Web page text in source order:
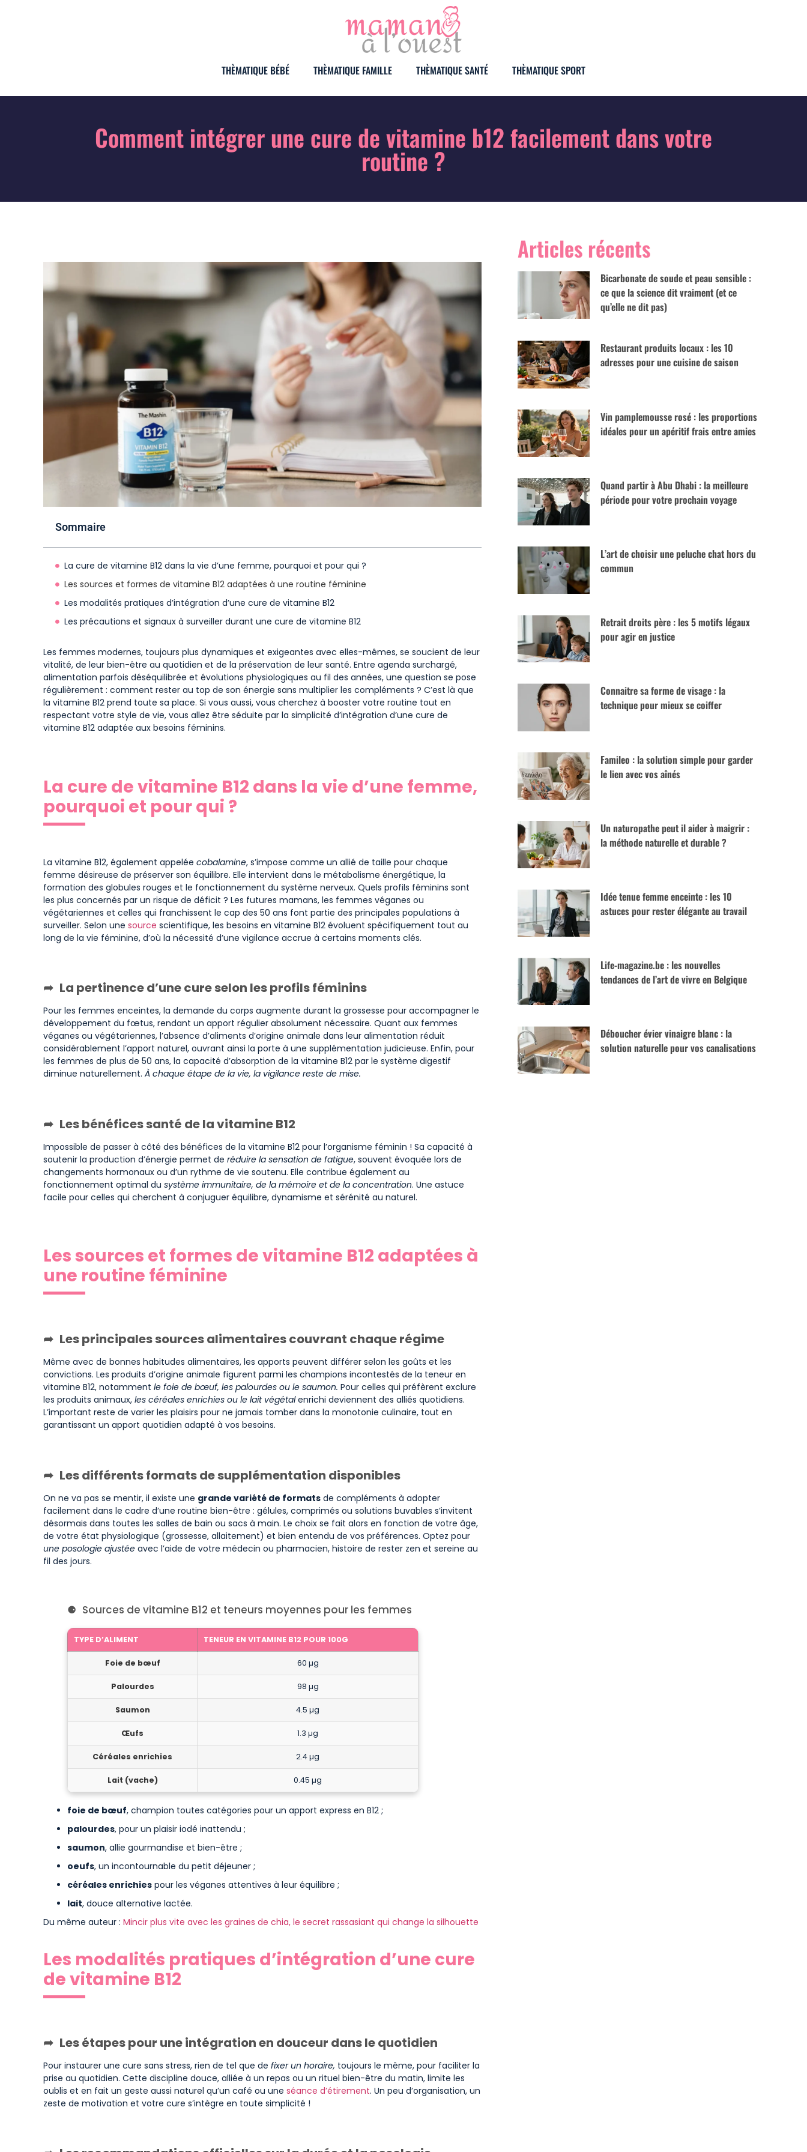
THÈMATIQUE BÉBÉ THÈMATIQUE FAMILLE THÈMATIQUE SANTÉ THÈMATIQUE SPORT
Comment intégrer une cure de vitamine b12 facilement dans votre
routine ?
Sommaire
La cure de vitamine B12 dans la vie d’une femme, pourquoi et pour qui ?
Les sources et formes de vitamine B12 adaptées à une routine féminine
Les modalités pratiques d’intégration d’une cure de vitamine B12
Les précautions et signaux à surveiller durant une cure de vitamine B12
Les femmes modernes, toujours plus dynamiques et exigeantes avec elles-mêmes, se soucient de leur
vitalité, de leur bien-être au quotidien et de la préservation de leur santé. Entre agenda surchargé,
alimentation parfois déséquilibrée et évolutions physiologiques au fil des années, une question se pose
régulièrement : comment rester au top de son énergie sans multiplier les compléments ? C’est là que
la vitamine B12 prend toute sa place. Si vous aussi, vous cherchez à booster votre routine tout en
respectant votre style de vie, vous allez être séduite par la simplicité d’intégration d’une cure de
vitamine B12 adaptée aux besoins féminins.
La cure de vitamine B12 dans la vie d’une femme,
pourquoi et pour qui ?
La vitamine B12, également appelée cobalamine, s’impose comme un allié de taille pour chaque
femme désireuse de préserver son équilibre. Elle intervient dans le métabolisme énergétique, la
formation des globules rouges et le fonctionnement du système nerveux. Quels profils féminins sont
les plus concernés par un risque de déficit ? Les futures mamans, les femmes véganes ou
végétariennes et celles qui franchissent le cap des 50 ans font partie des principales populations à
surveiller. Selon une source scientifique, les besoins en vitamine B12 évoluent spécifiquement tout au
long de la vie féminine, d’où la nécessité d’une vigilance accrue à certains moments clés.
La pertinence d’une cure selon les profils féminins
Pour les femmes enceintes, la demande du corps augmente durant la grossesse pour accompagner le
développement du fœtus, rendant un apport régulier absolument nécessaire. Quant aux femmes
véganes ou végétariennes, l’absence d’aliments d’origine animale dans leur alimentation réduit
considérablement l’apport naturel, ouvrant ainsi la porte à une supplémentation judicieuse. Enfin, pour
les femmes de plus de 50 ans, la capacité d’absorption de la vitamine B12 par le système digestif
diminue naturellement. À chaque étape de la vie, la vigilance reste de mise.
Les bénéfices santé de la vitamine B12
Impossible de passer à côté des bénéfices de la vitamine B12 pour l’organisme féminin ! Sa capacité à
soutenir la production d’énergie permet de réduire la sensation de fatigue, souvent évoquée lors de
changements hormonaux ou d’un rythme de vie soutenu. Elle contribue également au
fonctionnement optimal du système immunitaire, de la mémoire et de la concentration. Une astuce
facile pour celles qui cherchent à conjuguer équilibre, dynamisme et sérénité au naturel.
Les sources et formes de vitamine B12 adaptées à
une routine féminine
Les principales sources alimentaires couvrant chaque régime
Même avec de bonnes habitudes alimentaires, les apports peuvent différer selon les goûts et les
convictions. Les produits d’origine animale figurent parmi les champions incontestés de la teneur en
vitamine B12, notamment le foie de bœuf, les palourdes ou le saumon. Pour celles qui préfèrent exclure
les produits animaux, les céréales enrichies ou le lait végétalenrichi deviennent des alliés quotidiens.
L’important reste de varier les plaisirs pour ne jamais tomber dans la monotonie culinaire, tout en
garantissant un apport quotidien adapté à vos besoins.
Les différents formats de supplémentation disponibles
On ne va pas se mentir, il existe une grande variété de formats de compléments à adopter
facilement dans le cadre d’une routine bien-être : gélules, comprimés ou solutions buvables s’invitent
désormais dans toutes les salles de bain ou sacs à main. Le choix se fait alors en fonction de votre âge,
de votre état physiologique (grossesse, allaitement) et bien entendu de vos préférences. Optez pour
une posologie ajustée avec l’aide de votre médecin ou pharmacien, histoire de rester zen et sereine au
fil des jours.
Sources de vitamine B12 et teneurs moyennes pour les femmes
TYPE D’ALIMENT TENEUR EN VITAMINE B12 POUR 100G
Foie de bœuf 60 µg
Palourdes 98 µg
Saumon 4.5 µg
Œufs 1.3 µg
Céréales enrichies 2.4 µg
Lait (vache) 0.45 µg
foie de bœuf, champion toutes catégories pour un apport express en B12 ;
palourdes, pour un plaisir iodé inattendu ;
saumon, allie gourmandise et bien-être ;
oeufs, un incontournable du petit déjeuner ;
céréales enrichies pour les véganes attentives à leur équilibre ;
lait, douce alternative lactée.
Du même auteur : Mincir plus vite avec les graines de chia, le secret rassasiant qui change la silhouette
Les modalités pratiques d’intégration d’une cure
de vitamine B12
Les étapes pour une intégration en douceur dans le quotidien
Pour instaurer une cure sans stress, rien de tel que de fixer un horaire, toujours le même, pour faciliter la
prise au quotidien. Cette discipline douce, alliée à un repas ou un rituel bien-être du matin, limite les
oublis et en fait un geste aussi naturel qu’un café ou une séance d’étirement. Un peu d’organisation, un
zeste de motivation et votre cure s’intègre en toute simplicité !
Articles récents
Bicarbonate de soude et peau sensible :
ce que la science dit vraiment (et ce
qu’elle ne dit pas)
Restaurant produits locaux : les 10
adresses pour une cuisine de saison
Vin pamplemousse rosé : les proportions
idéales pour un apéritif frais entre amies
Quand partir à Abu Dhabi : la meilleure
période pour votre prochain voyage
L’art de choisir une peluche chat hors du
commun
Retrait droits père : les 5 motifs légaux
pour agir en justice
Connaitre sa forme de visage : la
technique pour mieux se coiffer
Famileo : la solution simple pour garder
le lien avec vos aînés
Un naturopathe peut il aider à maigrir :
la méthode naturelle et durable ?
Idée tenue femme enceinte : les 10
astuces pour rester élégante au travail
Life-magazine.be : les nouvelles
tendances de l’art de vivre en Belgique
Déboucher évier vinaigre blanc : la
solution naturelle pour vos canalisations